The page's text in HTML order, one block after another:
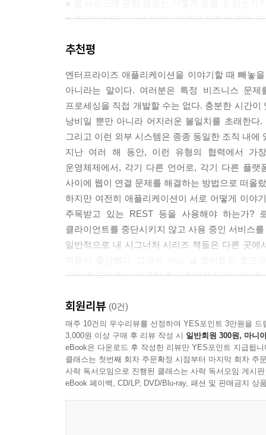
___톨러런트 리더
______고려사항
___컨슈머 중심 계약
______고려사항
___패턴은 어떻게 서비스의 진화를 촉진하거나 방
부록: 외부 패턴 찾아보기
용어집
참고문헌
■ 클라이언트나 서비스에서 인증과 유효성 검증,
■ 서비스에 버전을 부여하는 일반적인 방법은 무
이 책의 대상 독자
이 책은 전문적인 엔터프라이즈 아키텍트와 솔
전문가들은 크게 두 집단으로 나눌 수 있다. 첫
집단이다. 두 번째는 IT 부서와 협력해 엔터프라
대상으로 하지만 학계에도 마찬가지로 적용할 수
이 책의 구성
1장, 객체에서 웹 서비스로 1장에서는 일반적인
나눠 알아본다.
3장. 클라이언트와 서비스의 상호작용 3장에서
스타일과도 함께 사용할 수 있다. 여러분은 이 패
있다.
4장. 요청과 응답의 관리 소프트웨어 애플리케
추천평
엔터프라이즈 애플리케이션을 이야기할 때 빼놓
아니라는 말이다. 여러분은 특정 비즈니스 문
프로세싱을 직접 개발할 수는 없다. 충분한 시간
낭비일 뿐만 아니라 어지러운 불일치를 초래한
그리고 이런 외부 시스템은 종종 동일한 조직 내
지난 여러 해 동안, 이런 유형의 협력에서 가
운영체제에서, 각기 다른 언어로, 각기 다른 플
사이에 웹이 연결 문제를 해결하는 방법으로 떠올
하지만 여전히 애플리케이션이 서로 어떻게 이야
주목받고 있는 REST 등을 사용해야 하는가?
클라이언트를 중단시키지 않고 사용 중인 서비스
일반적으로 내 시그너처 시리즈 책들은 다른 곳
그의 초고가 앞서 언급한 주요 질문을 단 하나의
우선 로버트는 주제 분야를 패턴으로 쪼개어가고,
패턴이 어떻게 동작하며, 여러 패턴 중 올바른 패
살펴보며, 여러분이 놓인 상황에 어떤 패턴이 적
보여주며, 패턴은 일반적이기 때문에 다양한 기술
기술의 변화 속에서도 언제나 그 가치를 잃지 않
탄생했다.
회원리뷰 (0건)
매주 10건의 우수리뷰를 선정하여 YES포인트 3만원을 드
3,000원 이상 구매 후 리뷰 작성 시 일반회원 300원, 마니
eBook은 다운로드 후 작성한 리뷰만 YES포인트 지급됩니
클래스는 첫번째 회차 주문확정 시점부터 마지막 회차 주
사락 독서모임으로 진행된 클래스는 사락 독서모임 게시
eBook 페이백, CD/LP, DVD/Blu-ray, 패션 및 판매금지 상